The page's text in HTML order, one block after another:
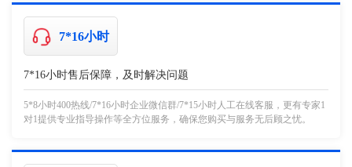
7*16小时
7*16小时售后保障，及时解决问题
5*8小时400热线/7*16小时企业微信群/7*15小时人工在线客服，更有专家1
对1提供专业指导操作等全方位服务，确保您购买与服务无后顾之忧。